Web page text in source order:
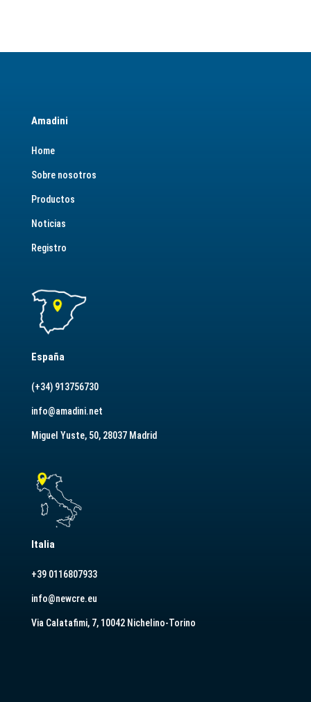
Amadini
Home
Sobre nosotros
Productos
Noticias
Registro
España
(+34) 913756730
info@amadini.net
Miguel Yuste, 50, 28037 Madrid
Italia
+39 0116807933
info@newcre.eu
Via Calatafimi, 7, 10042 Nichelino-Torino